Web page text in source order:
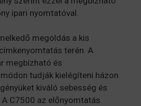
ipari nyomtatóval.
megoldás a kis
terén. A
megbízható és
tudják kielégíteni házon
kiváló sebesség és
C7500 az előnyomtatás